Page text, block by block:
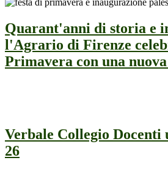
Quarant'anni di storia e
l'Agrario di Firenze
Primavera con una
Verbale Collegio Docenti
26